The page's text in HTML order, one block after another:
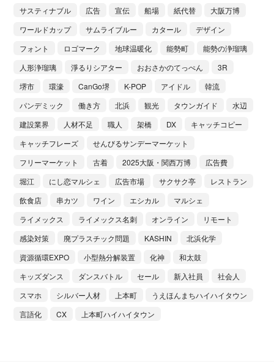
サスティナブル
広告 宣伝 船場 紙代替
大阪万博
ワールドカップ
サムライブルー カタール
デザイン
フォント
ロゴマーク 地球温暖化 能勢町
能勢の浄瑠璃
人形浄瑠璃
淨るりシアター おおさかのてっぺん
3R
堺市
環濠 CanGo堺 K-POP アイドル
韓流
パンデミック
働き方 北浜 観光 タウンガイド
水辺
建設業界
人材不足 職人 架橋 DX
キャッチコピー
キャッチフレーズ
せんびるサンデーマーケット
フリーマーケット
古着 2025大阪・関西万博
広告費
堀江
にし恋マルシェ 広告市場 サクサク亭
レストラン
飲食店
串カツ ワイン エシカル
マルシェ
ライメックス
ライメックス名刺 オンライン
リモート
感染対策
廃プラスチック問題 KASHIN
北浜化学
資源循環EXPO
小型熱分解装置 化神
和太鼓
キッズダンス
ダンスバトル セール 新入社員
社会人
スマホ
シルバー人材 上本町
うえほんまちハイハイタウン
言語化
CX 上本町ハイハイタウン